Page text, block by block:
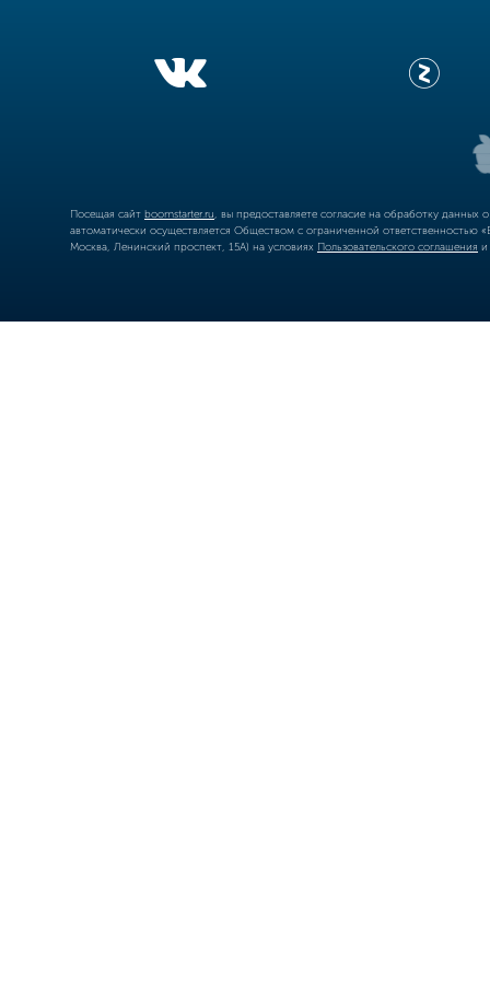
Посещая сайт boomstarter.ru , вы предоставляете согласие на обработку
автоматически осуществляется Обществом с ограниченной
Москва, Ленинский проспект, 15А) на условиях Пользовательского соглашения и